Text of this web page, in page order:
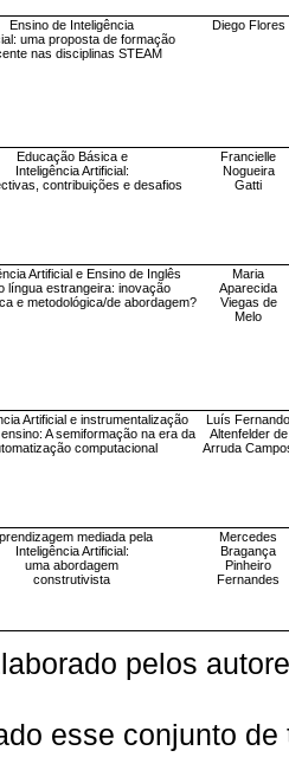
Ensino de Inteligência
uma proposta de formação
nas disciplinas STEAM
Diego Flores
Educação Básica e
Inteligência Artificial:
contribuições e desafios
Francielle
Nogueira
Gatti
Artificial e Ensino de Inglês
língua estrangeira: inovação
e metodológica/de abordagem?
Maria
Aparecida
Viegas de
Melo
Artificial e instrumentalização
A semiformação na era da
computacional
Luís Fernando
Altenfelder de
Arruda
mediada pela
Inteligência Artificial:
uma abordagem
construtivista
Mercedes
Bragança
Pinheiro
Fernandes
pelos
esse conjunto